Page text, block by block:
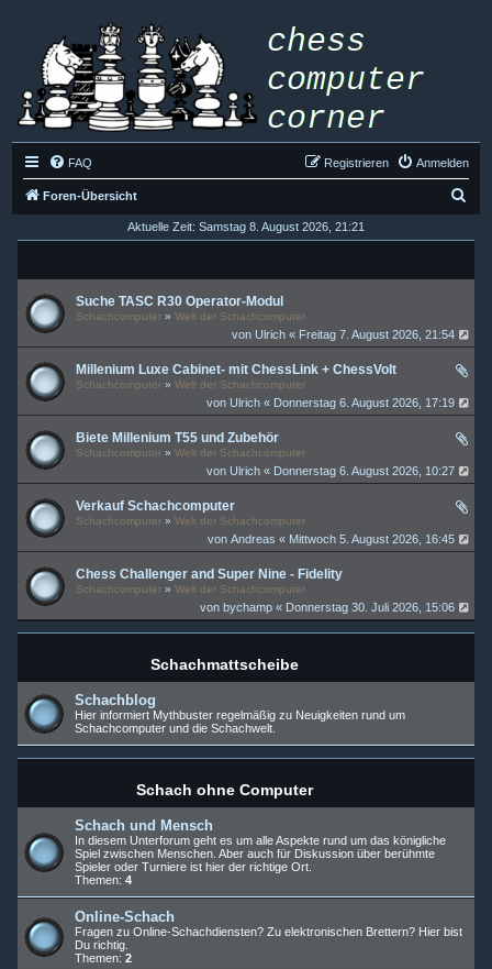
FAQ Anmelden
Registrieren
Foren-Übersicht
Aktuelle Zeit: Samstag 8. August 2026, 21:21
Suche TASC R30 Operator-Modul
Schachcomputer » Welt der Schachcomputer
vonUlrich « Freitag 7. August 2026, 21:54
Millenium Luxe Cabinet- mit ChessLink + ChessVolt
Schachcomputer » Welt der Schachcomputer
vonUlrich « Donnerstag 6. August 2026, 17:19
Biete Millenium T55 und Zubehör
Schachcomputer » Welt der Schachcomputer
vonUlrich « Donnerstag 6. August 2026, 10:27
Verkauf Schachcomputer
Schachcomputer » Welt der Schachcomputer
vonAndreas « Mittwoch 5. August 2026, 16:45
Chess Challenger and Super Nine - Fidelity
Schachcomputer » Welt der Schachcomputer
vonbychamp « Donnerstag 30. Juli 2026, 15:06
Schachmattscheibe
Schachblog
Hier informiert Mythbuster regelmäßig zu Neuigkeiten rund um
Schachcomputer und die Schachwelt.
Schach ohne Computer
Schach und Mensch
In diesem Unterforum geht es um alle Aspekte rund um das königliche
Spiel zwischen Menschen. Aber auch für Diskussion über berühmte
Spieler oder Turniere ist hier der richtige Ort.
Themen: 4
Online-Schach
Fragen zu Online-Schachdiensten? Zu elektronischen Brettern? Hier bist
Du richtig.
Themen: 2